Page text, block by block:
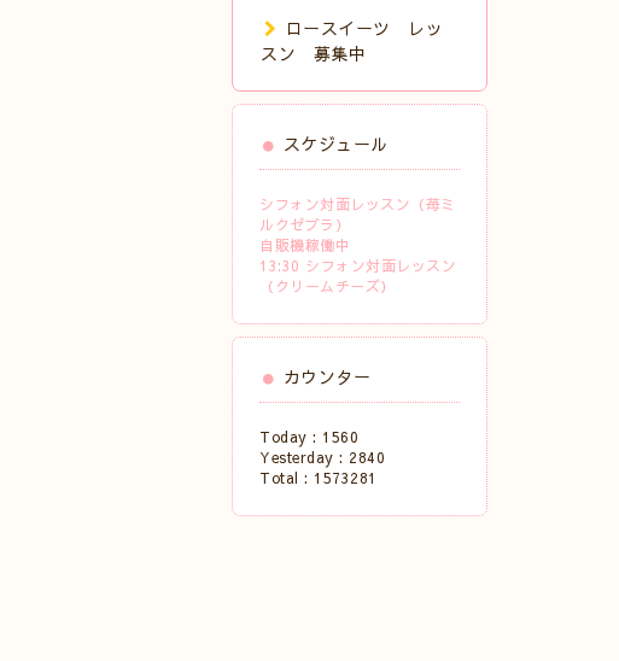
ロースイーツ レッ
スン 募集中
スケジュール
シフォン対面レッスン（苺ミ
ルクゼブラ）
自販機稼働中
13:30 シフォン対面レッスン
（クリームチーズ）
カウンター
Today : 1560
Yesterday : 2840
Total : 1573281